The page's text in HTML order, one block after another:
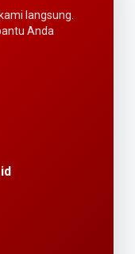
langsung.
Anda